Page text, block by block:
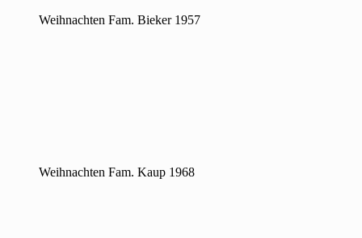
Weihnachten Fam. Bieker 1957
Weihnachten Fam. Kaup 1968